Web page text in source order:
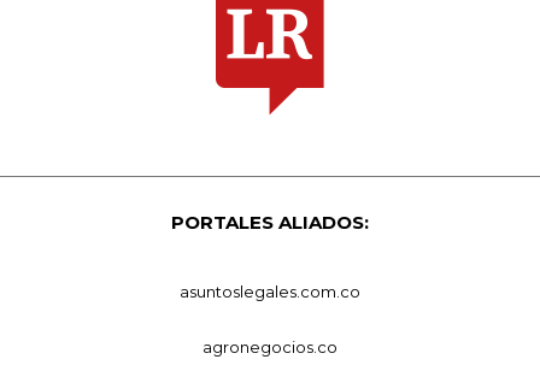
PORTALES ALIADOS:
asuntoslegales.com.co
agronegocios.co